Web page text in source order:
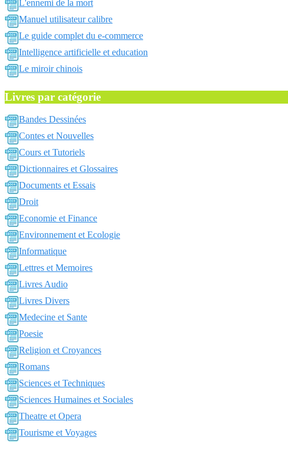
L'ennemi de la mort
Manuel utilisateur calibre
Le guide complet du e-commerce
Intelligence artificielle et education
Le miroir chinois
Livres par catégorie
Bandes Dessinées
Contes et Nouvelles
Cours et Tutoriels
Dictionnaires et Glossaires
Documents et Essais
Droit
Economie et Finance
Environnement et Ecologie
Informatique
Lettres et Memoires
Livres Audio
Livres Divers
Medecine et Sante
Poesie
Religion et Croyances
Romans
Sciences et Techniques
Sciences Humaines et Sociales
Theatre et Opera
Tourisme et Voyages